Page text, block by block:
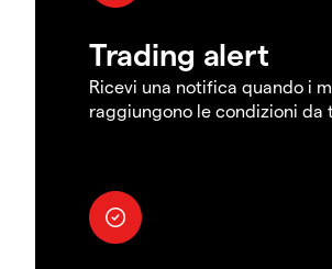
Trading alert
Ricevi una notifica quando i
raggiungono le condizioni da